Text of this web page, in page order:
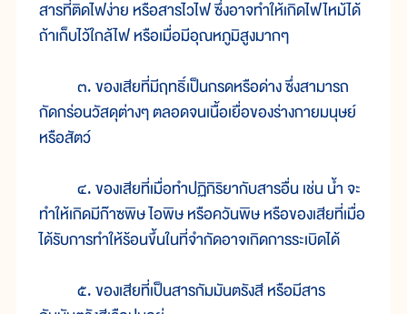
สารที่ติดไฟง่าย หรือสารไวไฟ ซึ่งอาจทำให้เกิดไฟไหม้ได้
ถ้าเก็บไว้ใกล้ไฟ หรือเมื่อมีอุณหภูมิสูงมากๆ
๓. ของเสียที่มีฤทธิ์เป็นกรดหรือด่าง ซึ่งสามารถ
กัดกร่อนวัสดุต่างๆ ตลอดจนเนื้อเยื่อของร่างกายมนุษย์
หรือสัตว์
๔. ของเสียที่เมื่อทำปฏิกิริยากับสารอื่น เช่น น้ำ จะ
ทำให้เกิดมีก๊าซพิษ ไอพิษ หรือควันพิษ หรือของเสียที่เมื่อ
ได้รับการทำให้ร้อนขึ้นในที่จำกัดอาจเกิดการระเบิดได้
๕. ของเสียที่เป็นสารกัมมันตรังสี หรือมีสาร